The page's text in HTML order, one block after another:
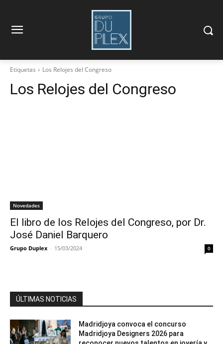
Etiquetas Los Relojes del Congreso
Los Relojes del Congreso
Novedades
El libro de los Relojes del Congreso, por Dr.
José Daniel Barquero
Grupo Duplex - 15/03/2024 0
ÚLTIMAS NOTICIAS
Madridjoya convoca el concurso
Madridjoya Designers 2026 para